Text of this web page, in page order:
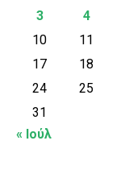
3
4
10
11
17
18
24
25
31
« Ιούλ